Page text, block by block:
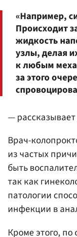
«Например,
Происходит
жидкость
узлы, делая
к любым
за этого
—
Врач-
из частых
быть
так как
патологии
инфекции в
Кроме этого,